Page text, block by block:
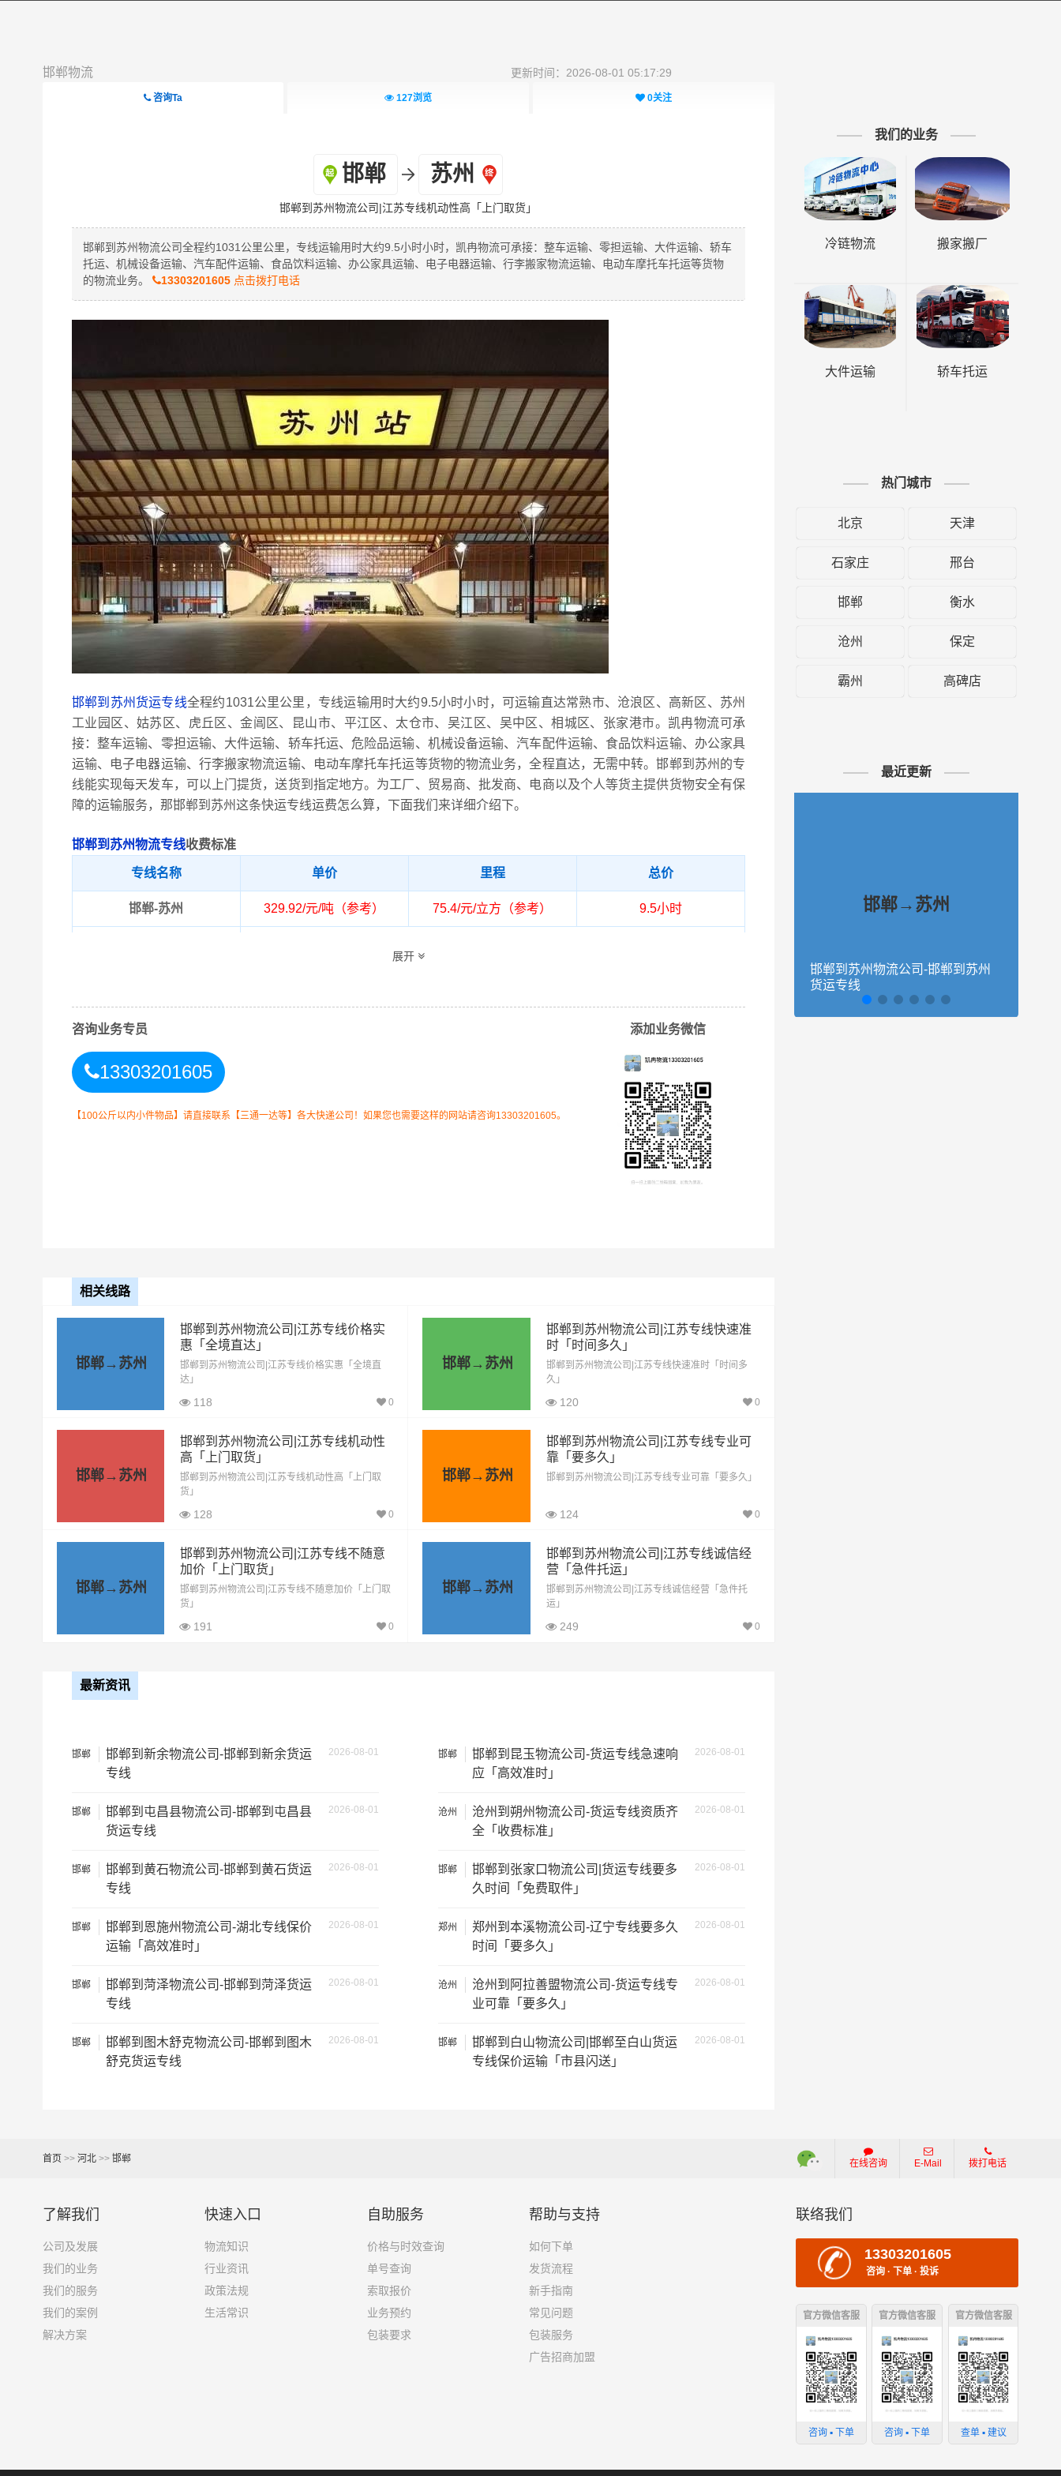
邯郸物流 更新时间：2026-08-01 05:17:29
咨询Ta 127浏览 0关注
邯郸 苏州
邯郸到苏州物流公司|江苏专线机动性高「上门取货」
邯郸到苏州物流公司全程约1031公里公里，专线运输用时大约9.5小时小时，凯冉物流可承接：整车运输、零担运输、大件运输、轿车
托运、机械设备运输、汽车配件运输、食品饮料运输、办公家具运输、电子电器运输、行李搬家物流运输、电动车摩托车托运等货物
的物流业务。
13303201605点击拨打电话
邯郸到苏州货运专线全程约1031公里公里，专线运输用时大约9.5小时小时，可运输直达常熟市、沧浪区、高新区、苏州
工业园区、姑苏区、虎丘区、金阊区、昆山市、平江区、太仓市、吴江区、吴中区、相城区、张家港市。凯冉物流可承
接：整车运输、零担运输、大件运输、轿车托运、危险品运输、机械设备运输、汽车配件运输、食品饮料运输、办公家具
运输、电子电器运输、行李搬家物流运输、电动车摩托车托运等货物的物流业务，全程直达，无需中转。邯郸到苏州的专
线能实现每天发车，可以上门提货，送货到指定地方。为工厂、贸易商、批发商、电商以及个人等货主提供货物安全有保
障的运输服务，那邯郸到苏州这条快运专线运费怎么算，下面我们来详细介绍下。
邯郸到苏州物流专线收费标准
专线名称 单价 里程 总价
邯郸-苏州 329.92/元/吨（参考） 75.4/元/立方（参考） 9.5小时
陶县、邯郸冀南新区、邯郸县、邯山区、鸡泽县、临漳县、邱县、曲周县、涉县、魏
送货区域
市、平江区、太仓市、吴江区、吴中区、相城区、张家港市（详细送货位置请电话沟
备注
以上邯郸到苏州物流专线的费用为市场透明价，仅供参考，不作为最终成交价格，望知
晓！实际费用需要结合实际您的需求和货物特性来确定最终合作价格，可咨询凯冉物流
邯郸到苏州物流运输整车运输收费标准
6.8米高栏
9.6米高栏
17.5米平板
整车运输价格计算方式通常是按单价×公里，以上报价为市场透明价，仅供参考，不作为
最终成交价格，望知晓！
车型 装载重量
4.2米货车
展开
咨询业务专员
13303201605
【100公斤以内小件物品】请直接联系【三通一达等】各大快递公司！如果您也需要这样的网站请咨询13303201605。
添加业务微信
相关线路
邯郸→苏州
邯郸到苏州物流公司|江苏专线价格实
惠「全境直达」
邯郸到苏州物流公司|江苏专线价格实惠「全境直
达」
118 0
邯郸→苏州
邯郸到苏州物流公司|江苏专线快速准
时「时间多久」
邯郸到苏州物流公司|江苏专线快速准时「时间多
久」
120 0
邯郸→苏州
邯郸到苏州物流公司|江苏专线机动性
高「上门取货」
邯郸到苏州物流公司|江苏专线机动性高「上门取
货」
128 0
邯郸→苏州
邯郸到苏州物流公司|江苏专线专业可
靠「要多久」
邯郸到苏州物流公司|江苏专线专业可靠「要多久」
124 0
邯郸→苏州
邯郸到苏州物流公司|江苏专线不随意
加价「上门取货」
邯郸到苏州物流公司|江苏专线不随意加价「上门取
货」
191 0
邯郸→苏州
邯郸到苏州物流公司|江苏专线诚信经
营「急件托运」
邯郸到苏州物流公司|江苏专线诚信经营「急件托
运」
249 0
最新资讯
邯郸 2026-08-01
邯郸到新余物流公司-邯郸到新余货运
专线
邯郸 2026-08-01
邯郸到屯昌县物流公司-邯郸到屯昌县
货运专线
邯郸 2026-08-01
邯郸到黄石物流公司-邯郸到黄石货运
专线
邯郸 2026-08-01
邯郸到恩施州物流公司-湖北专线保价
运输「高效准时」
邯郸 2026-08-01
邯郸到菏泽物流公司-邯郸到菏泽货运
专线
邯郸 2026-08-01
邯郸到图木舒克物流公司-邯郸到图木
舒克货运专线
邯郸 2026-08-01
邯郸到昆玉物流公司-货运专线急速响
应「高效准时」
沧州 2026-08-01
沧州到朔州物流公司-货运专线资质齐
全「收费标准」
邯郸 2026-08-01
邯郸到张家口物流公司|货运专线要多
久时间「免费取件」
郑州 2026-08-01
郑州到本溪物流公司-辽宁专线要多久
时间「要多久」
沧州 2026-08-01
沧州到阿拉善盟物流公司-货运专线专
业可靠「要多久」
邯郸 2026-08-01
邯郸到白山物流公司|邯郸至白山货运
专线保价运输「市县闪送」
我们的业务
冷链物流 搬家搬厂
大件运输 轿车托运
热门城市
北京 天津
石家庄 邢台
邯郸 衡水
沧州 保定
霸州 高碑店
最近更新
邯郸→苏州
邯郸到苏州物流公司-邯郸到苏州
货运专线
首页 >> 河北>> 邯郸 在线咨询 E-Mail 拨打电话
了解我们
公司及发展
我们的业务
我们的服务
我们的案例
解决方案
快速入口
物流知识
行业资讯
政策法规
生活常识
自助服务
价格与时效查询
单号查询
索取报价
业务预约
包装要求
帮助与支持
如何下单
发货流程
新手指南
常见问题
包装服务
广告招商加盟
联络我们
13303201605
咨询 · 下单 · 投诉
官方微信客服
咨询 ▪ 下单
官方微信客服
咨询 ▪ 下单
官方微信客服
查单 ▪ 建议